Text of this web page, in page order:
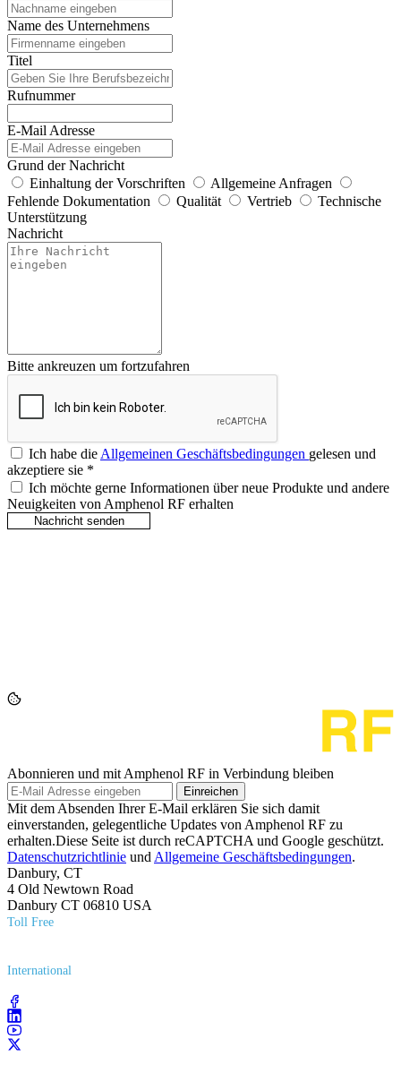
Name des Unternehmens
Titel
Rufnummer
E-Mail Adresse
Grund der Nachricht
Einhaltung der Vorschriften
Allgemeine Anfragen
Fehlende Dokumentation
Qualität Vertrieb
Technische
Unterstützung
Nachricht
Bitte ankreuzen um fortzufahren
Ich habe dieAllgemeinen Geschäftsbedingungen gelesen und
akzeptiere sie *
Ich möchte gerne Informationen über neue Produkte und andere
Neuigkeiten von Amphenol RF erhalten
Abonnieren und mit Amphenol RF in Verbindung bleiben
Einreichen
Mit dem Absenden Ihrer E-Mail erklären Sie sich damit
einverstanden, gelegentliche Updates von Amphenol RF zu
erhalten.Diese Seite ist durch reCAPTCHA und Google geschützt.
Datenschutzrichtlinie und Allgemeine Geschäftsbedingungen.
Danbury, CT
4 Old Newtown Road
Danbury CT 06810 USA
Toll Free
International